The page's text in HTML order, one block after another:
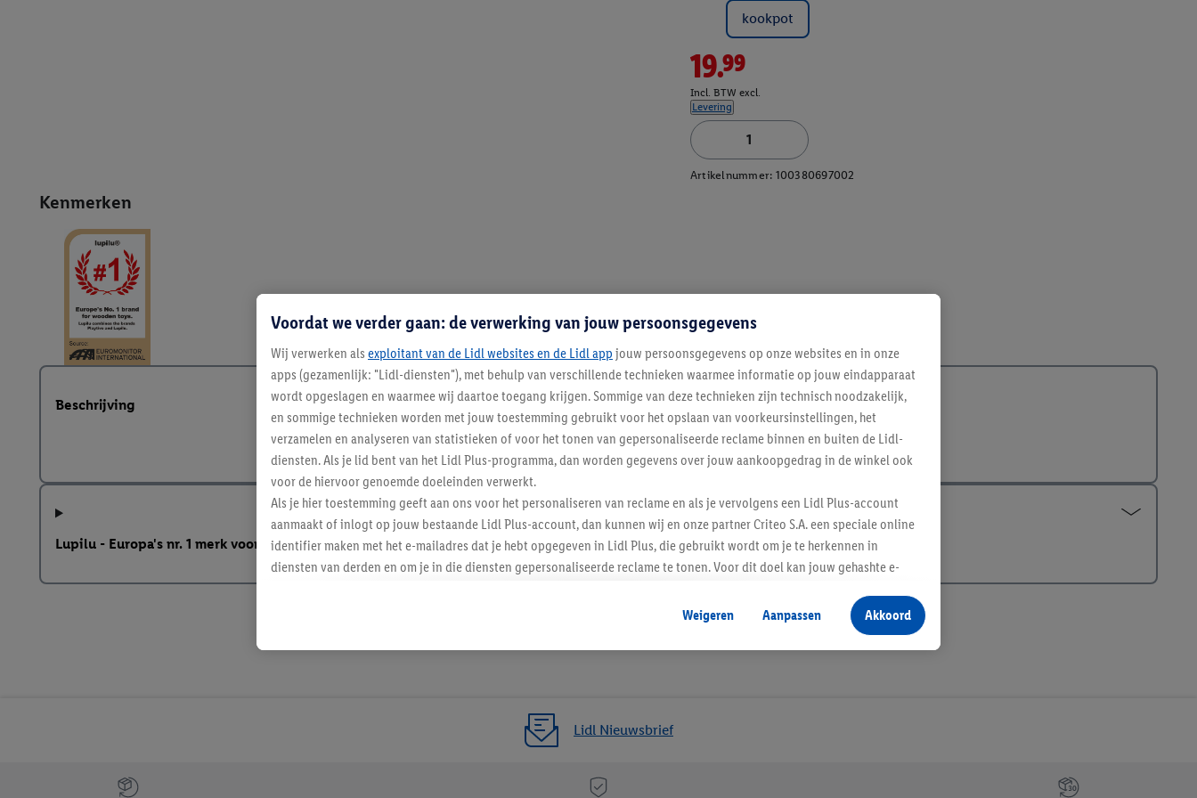
Kenmerken
kookpot
19.99
Incl. BTW excl.
Levering
Artikelnummer: 100380697002
Beschrijving
Lupilu - Europa's nr. 1 merk voor houten speelgoed
Lidl Nieuwsbrief
Jouw voordelen bij ons als Lidl webshop klant
Voordat we verder gaan: de verwerking van jouw persoonsgegevens
Wij verwerken als exploitant van de Lidl websites en de Lidl app jouw persoonsgegevens op onze websites en in onze
apps (gezamenlijk: "Lidl-diensten"), met behulp van verschillende technieken waarmee informatie op jouw eindapparaat
wordt opgeslagen en waarmee wij daartoe toegang krijgen. Sommige van deze technieken zijn technisch noodzakelijk,
en sommige technieken worden met jouw toestemming gebruikt voor het opslaan van voorkeursinstellingen, het
verzamelen en analyseren van statistieken of voor het tonen van gepersonaliseerde reclame binnen en buiten de Lidl-
diensten. Als je lid bent van het Lidl Plus-programma, dan worden gegevens over jouw aankoopgedrag in de winkel ook
voor de hiervoor genoemde doeleinden verwerkt.
Als je hier toestemming geeft aan ons voor het personaliseren van reclame en als je vervolgens een Lidl Plus-account
aanmaakt of inlogt op jouw bestaande Lidl Plus-account, dan kunnen wij en onze partner Criteo S.A. een speciale online
identifier maken met het e-mailadres dat je hebt opgegeven in Lidl Plus, die gebruikt wordt om je te herkennen in
diensten van derden en om je in die diensten gepersonaliseerde reclame te tonen. Voor dit doel kan jouw gehashte e-
Als je hiervoor toestemming geeft, dan kunnen retargeting advertenties worden weergegeven voor producten waarin je
eerder interesse hebt getoond (bijvoorbeeld door het product in een winkelmandje van een online winkel te plaatsen
mailadres en met eventuele andere identifiers of met identifiers waarover Criteo S.A. beschikt, aan jou kunnen worden
verwerkingsdoeleinden je instemt. Verder kan je er meer informatie vinden over de gegevensverwerking.
Weigeren Aanpassen Akkoord